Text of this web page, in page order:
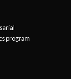
program